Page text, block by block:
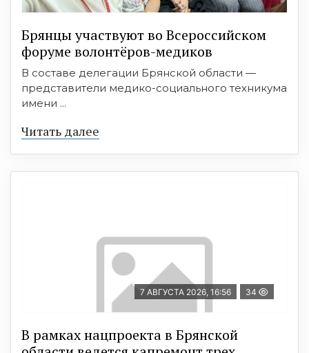
Брянцы участвуют во Всероссийском
форуме волонтёров-медиков
В составе делегации Брянской области —
представители медико-социального техникума
имени ...
Читать далее
7 АВГУСТА 2026, 16:56 34
В рамках нацпроекта в Брянской